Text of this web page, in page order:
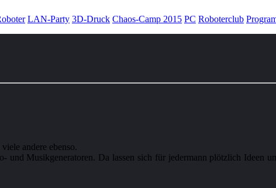
LAN-Party 3D-Druck Chaos-Camp 2015 PC Roboterclub
andere ebenso.
Musikgeneratoren. Da lassen sich für jedermann plötzlich Ideen